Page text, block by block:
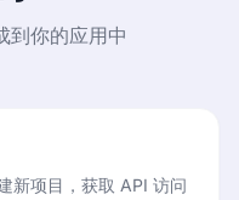
到你的应用中
新项目，获取 API 访问